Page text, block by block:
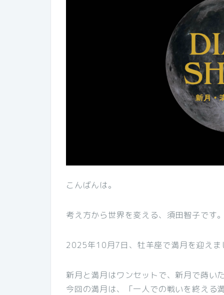
こんばんは。
考え方から世界を変える、須田智子です
2025年10月7日、牡羊座で満月を迎えま
新月と満月はワンセットで、新月で蒔い
今回の満月は、「一人での戦いを終える